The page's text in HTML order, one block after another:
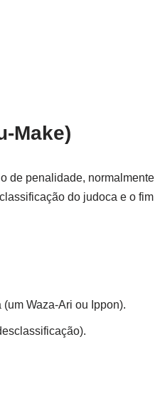
Make)
de penalidade, normalmente
do judoca e o fim
Waza-Ari ou Ippon).